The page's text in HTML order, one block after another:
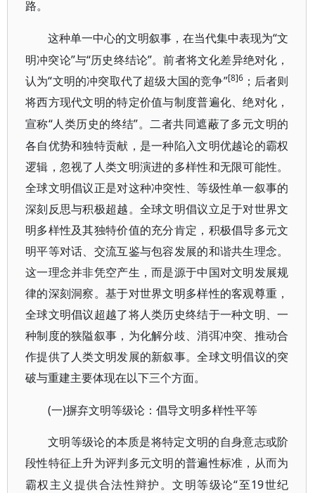
路。
这种单一中心的文明叙事，在当代集中表现为“文
明冲突论”与“历史终结论”。前者将文化差异绝对化，
认为“文明的冲突取代了超级大国的竞争”[8]6；后者则
将西方现代文明的特定价值与制度普遍化、绝对化，
宣称“人类历史的终结”。二者共同遮蔽了多元文明的
各自优势和独特贡献，是一种陷入文明优越论的霸权
逻辑，忽视了人类文明演进的多样性和无限可能性。
全球文明倡议正是对这种冲突性、等级性单一叙事的
深刻反思与积极超越。全球文明倡议立足于对世界文
明多样性及其独特价值的充分肯定，积极倡导多元文
明平等对话、交流互鉴与包容发展的和谐共生理念。
这一理念并非凭空产生，而是源于中国对文明发展规
律的深刻洞察。基于对世界文明多样性的客观尊重，
全球文明倡议超越了将人类历史终结于一种文明、一
种制度的狭隘叙事，为化解分歧、消弭冲突、推动合
作提供了人类文明发展的新叙事。全球文明倡议的突
破与重建主要体现在以下三个方面。
(一)摒弃文明等级论：倡导文明多样性平等
文明等级论的本质是将特定文明的自身意志或阶
段性特征上升为评判多元文明的普遍性标准，从而为
霸权主义提供合法性辩护。文明等级论“至19世纪